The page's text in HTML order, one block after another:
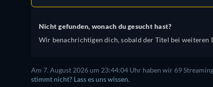
Nicht gefunden, wonach du gesucht hast?
Wir benachrichtigen dich, sobald der Titel bei weiteren
Am 7. August 2026 um 23:44:04 Uhr haben wir 69
stimmt nicht? Lass es uns wissen.